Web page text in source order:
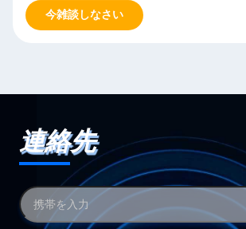
今雑談しなさい
連絡先